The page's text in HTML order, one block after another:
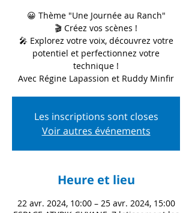
😀 Thème "Une Journée au Ranch"
🎬 Créez vos scènes !
🎤 Explorez votre voix, découvrez votre
potentiel et perfectionnez votre
technique !
Avec Régine Lapassion et Ruddy Minfir
Les inscriptions sont closes
Voir autres événements
Heure et lieu
22 avr. 2024, 10:00 – 25 avr. 2024, 15:00